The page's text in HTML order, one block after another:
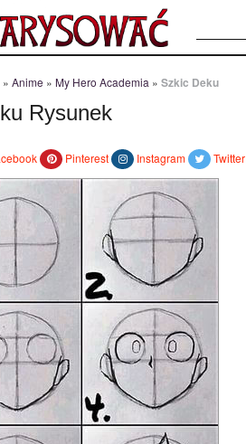
» Anime » My Hero Academia » Szkic Deku
Rysunek
Pinterest Instagram Twitter